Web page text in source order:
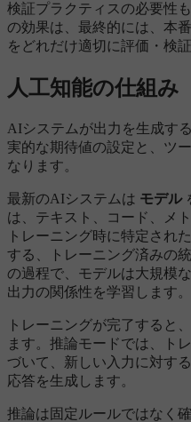
検証プラクティスの必要性
の効果は、最終的には、本
をどれだけ適切に評価・検
人工知能の仕組み
AIシステムが出力を生成す
実的な期待値の設定と、ツ
なります。
最新のAIシステムは モデル
は、テキスト、コード、メ
トレーニング時に特定され
する、トレーニング済みの
の過程で、モデルは大規模
出力の関係性を学習します。
トレーニングが完了すると
ます。推論モードでは、ト
づいて、新しい入力に対す
応答を生成します。
推論は固定ルールではなく